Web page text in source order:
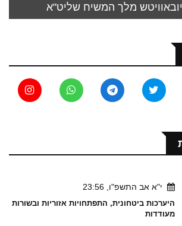
מלך המשיח שליט"א
י"א אב התשפ"ו, 23:56
היערכות ביטחונית, התפתחויות אזוריות ובשורות
מעודדות